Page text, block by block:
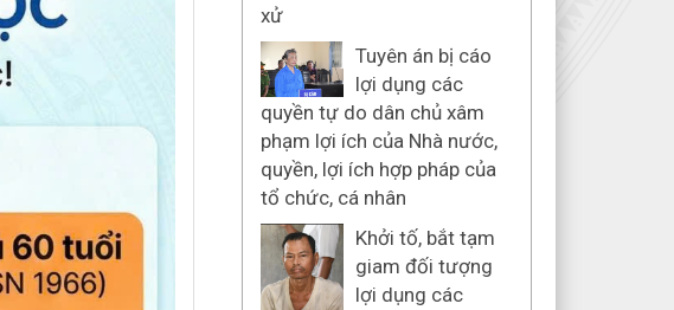
xử
Tuyên án bị cáo
lợi dụng các
quyền tự do dân chủ xâm
phạm lợi ích của Nhà nước,
quyền, lợi ích hợp pháp của
tổ chức, cá nhân
Khởi tố, bắt tạm
giam đối tượng
lợi dụng các